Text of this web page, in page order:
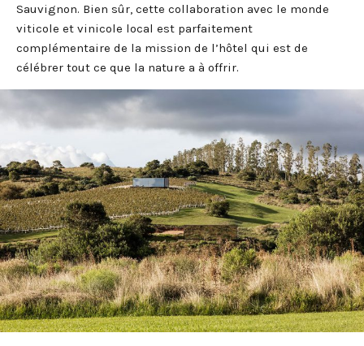
Sauvignon. Bien sûr, cette collaboration avec le monde
viticole et vinicole local est parfaitement
complémentaire de la mission de l’hôtel qui est de
célébrer tout ce que la nature a à offrir.